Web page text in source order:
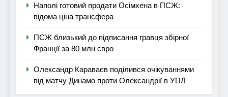
Наполі готовий продати Осімхена в ПСЖ:
відома ціна трансфера
ПСЖ близький до підписання гравця збірної
Франції за 80 млн євро
Олександр Караваєв поділився очікуваннями
від матчу Динамо проти Олександрії в УПЛ